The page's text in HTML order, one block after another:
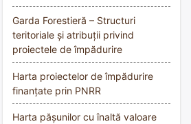
Garda Forestieră – Structuri
teritoriale și atribuții privind
proiectele de împădurire
Harta proiectelor de împădurire
finanțate prin PNRR
Harta pășunilor cu înaltă valoare